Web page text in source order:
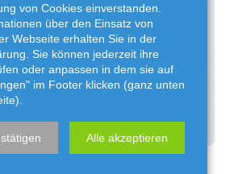
von Cookies einverstanden.
über den Einsatz von
Webseite erhalten Sie in der
Sie können jederzeit ihre
oder anpassen in dem sie auf
im Footer klicken (ganz unten
Alle akzeptieren